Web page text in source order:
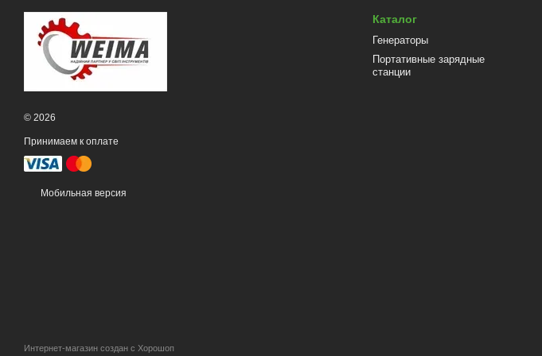
© 2026
Принимаем к оплате
Мобильная версия
Интернет-магазин создан с Хорошоп
Каталог
Генераторы
Портативные зарядные
станции